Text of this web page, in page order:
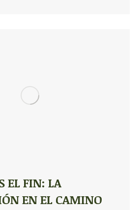
EL FIN: LA
EN EL CAMINO